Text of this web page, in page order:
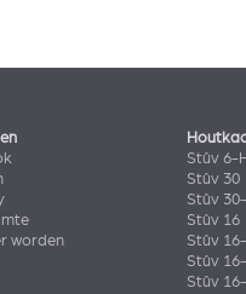
worden
Stûv 6-
Stûv 30
Stûv
Stûv 16
Stûv
Stûv
Stûv